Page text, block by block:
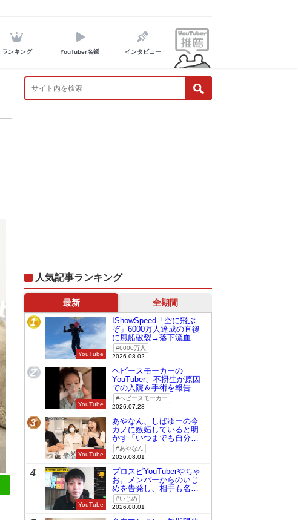
ランキング YouTuber名鑑 インタビュー
人気記事ランキング
最新 全期間
1
YouTube
IShowSpeed「空に飛ぶ
ぞ」6000万人達成の直後
に風船破裂→落下流血
6000万人
2026.08.02
2
YouTube
ヘビースモーカーの
YouTuber、不摂生が原因
での入院＆手術を報告
ヘビースモーカー
2026.07.28
3
YouTube
あやなん、しばゆーの今
カノに嫉妬していると明
かす「いつまでも自分の
ものみたいに…」
あやなん
2026.08.01
4
YouTube
プロスピYouTuberやちゃ
お。メンバーからのいじ
めを告発し、相手も名指
しで批判
いじめ
2026.08.01